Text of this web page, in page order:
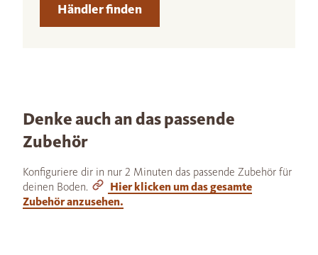
Händler finden
Denke auch an das passende
Zubehör
Konfiguriere dir in nur 2 Minuten das passende Zubehör für
deinen Boden.
Hier klicken um das gesamte
Zubehör anzusehen.